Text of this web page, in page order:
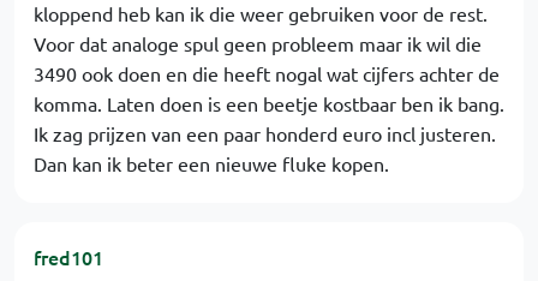
kloppend heb kan ik die weer gebruiken voor de rest.
Voor dat analoge spul geen probleem maar ik wil die
3490 ook doen en die heeft nogal wat cijfers achter de
komma. Laten doen is een beetje kostbaar ben ik bang.
Ik zag prijzen van een paar honderd euro incl justeren.
Dan kan ik beter een nieuwe fluke kopen.
fred101